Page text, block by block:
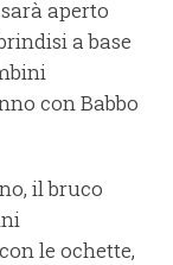
aperto
a base
con Babbo
il bruco
le ochette,